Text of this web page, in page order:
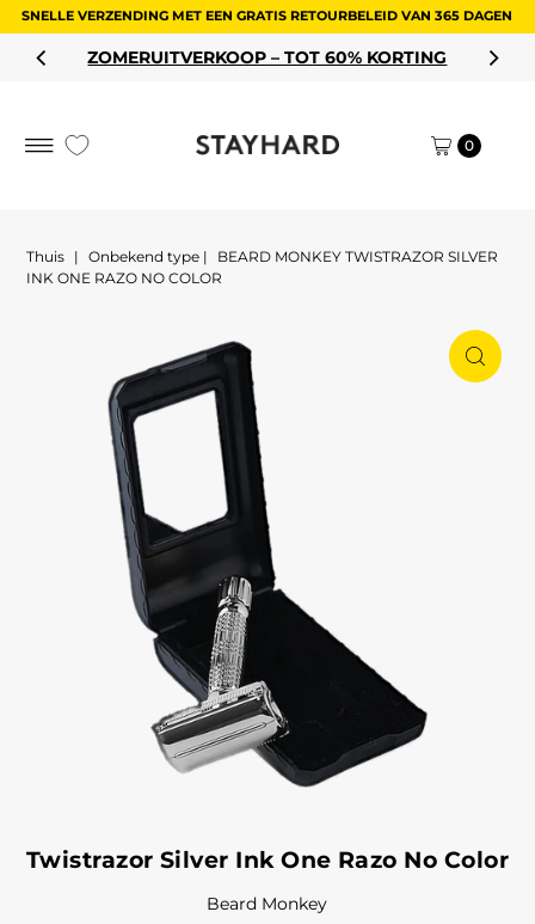
SNELLE VERZENDING MET EEN GRATIS RETOURBELEID VAN 365 DAGEN
ZOMERUITVERKOOP – TOT 60% KORTING
0
Thuis | Onbekend type |
BEARD MONKEY TWISTRAZOR SILVER
INK ONE RAZO NO COLOR
Twistrazor Silver Ink One Razo No Color
Beard Monkey